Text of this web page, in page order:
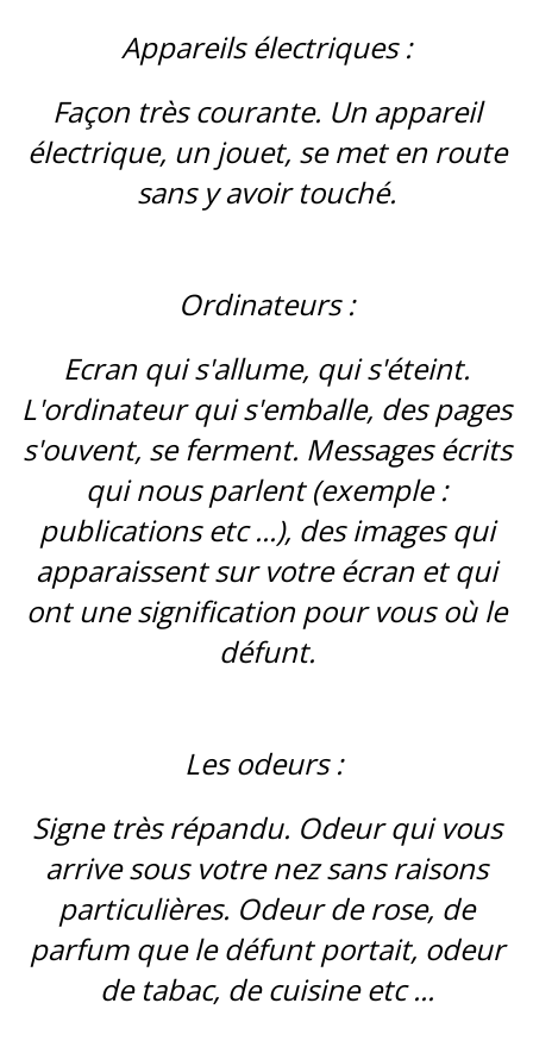
Appareils électriques :
Façon très courante. Un appareil
électrique, un jouet, se met en route
sans y avoir touché.
Ordinateurs :
Ecran qui s'allume, qui s'éteint.
L'ordinateur qui s'emballe, des pages
s'ouvent, se ferment. Messages écrits
qui nous parlent (exemple :
publications etc ...), des images qui
apparaissent sur votre écran et qui
ont une signification pour vous où le
défunt.
Les odeurs :
Signe très répandu. Odeur qui vous
arrive sous votre nez sans raisons
particulières. Odeur de rose, de
parfum que le défunt portait, odeur
de tabac, de cuisine etc ...